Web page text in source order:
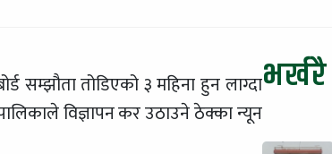
सम्झौता तोडिएको ३ महिना हुन लाग्दा
विज्ञापन कर उठाउने ठेक्का न्यून
भर्खरै